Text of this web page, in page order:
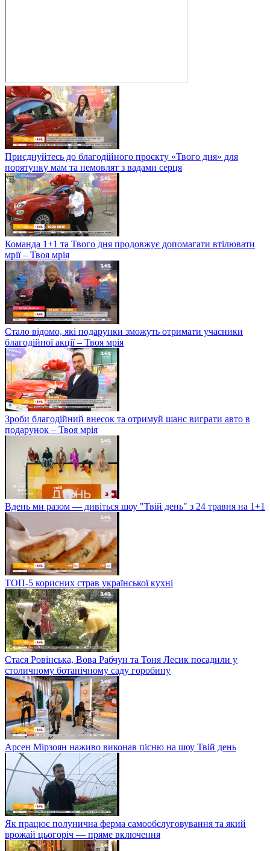
Приєднуйтесь до благодійного проєкту «Твого дня» для
порятунку мам та немовлят з вадами серця
Команда 1+1 та Твого дня продовжує допомагати втілювати
мрії – Твоя мрія
Стало відомо, які подарунки зможуть отримати учасники
благодійної акції – Твоя мрія
Зроби благодійний внесок та отримуй шанс виграти авто в
подарунок – Твоя мрія
Вдень ми разом — дивіться шоу "Твій день" з 24 травня на 1+1
ТОП-5 корисних страв української кухні
Стася Ровінська, Вова Рабчун та Тоня Лесик посадили у
столичному ботанічному саду горобину
Арсен Мірзоян наживо виконав пісню на шоу Твій день
Як працює полунична ферма самообслуговування та який
врожай цьогоріч — пряме включення